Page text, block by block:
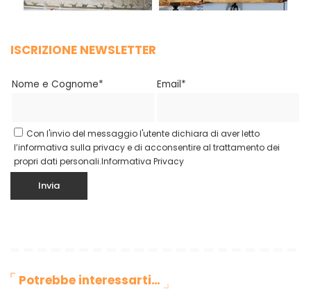
ISCRIZIONE NEWSLETTER
Nome e Cognome* Email*
Con l'invio del messaggio l'utente dichiara di aver letto
l’informativa sulla privacy e di acconsentire al trattamento dei
propri dati personali.Informativa Privacy
Potrebbe interessarti…